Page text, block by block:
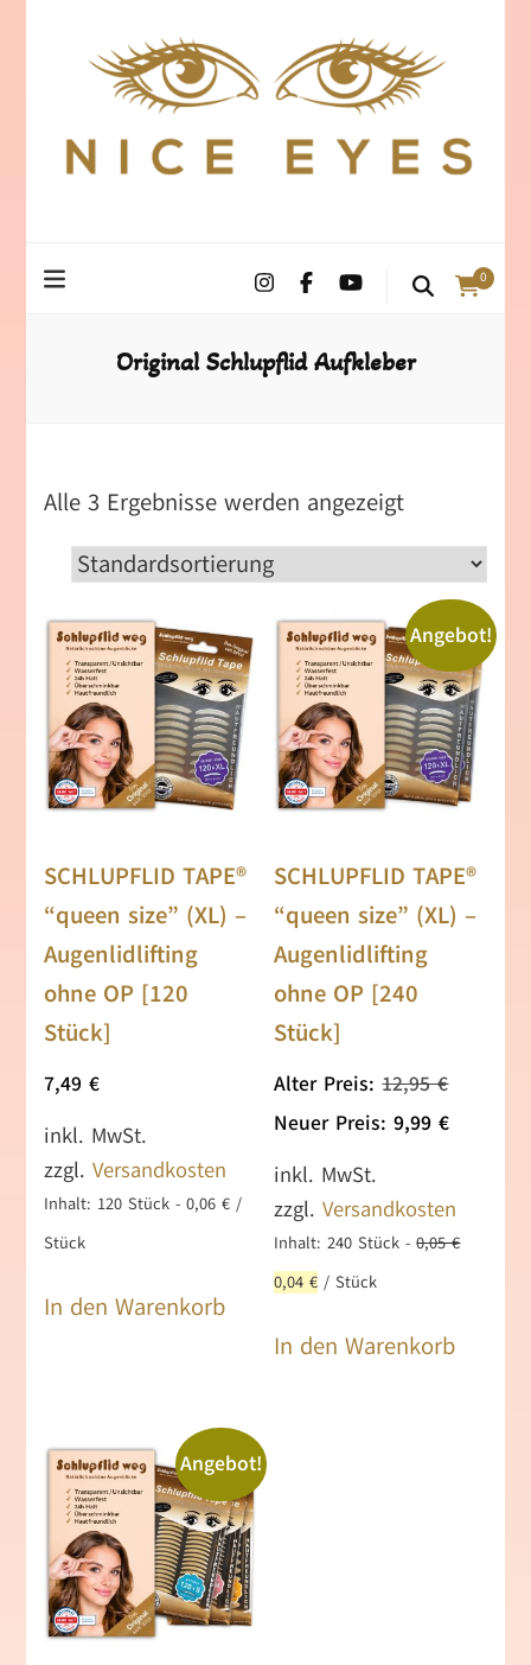
0
Original Schlupflid Aufkleber
Alle 3 Ergebnisse werden angezeigt
SCHLUPFLID TAPE®
“queen size” (XL) –
Augenlidlifting
ohne OP [120
Stück]
7,49€
inkl. MwSt.
zzgl.Versandkosten
Inhalt: 120Stück -0,06€ /
Stück
In den Warenkorb
Angebot!
SCHLUPFLID TAPE®
“queen size” (XL) –
Augenlidlifting
ohne OP [240
Stück]
Alter Preis: 12,95€
Preis
12,95 €
Neuer Preis: 9,99€Aktueller
ist:
9,99 €.
inkl. MwSt.
zzgl.Versandkosten
Inhalt: 240Stück -0,05€
0,04€ /Stück
In den Warenkorb
Angebot!